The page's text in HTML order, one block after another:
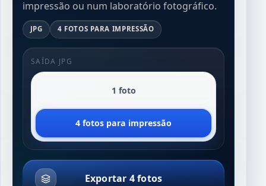
impressão ou num laboratório fotográfico.
JPG 4 FOTOS PARA IMPRESSÃO
SAÍDA JPG
1 foto
4 fotos para impressão
Exportar 4 fotos